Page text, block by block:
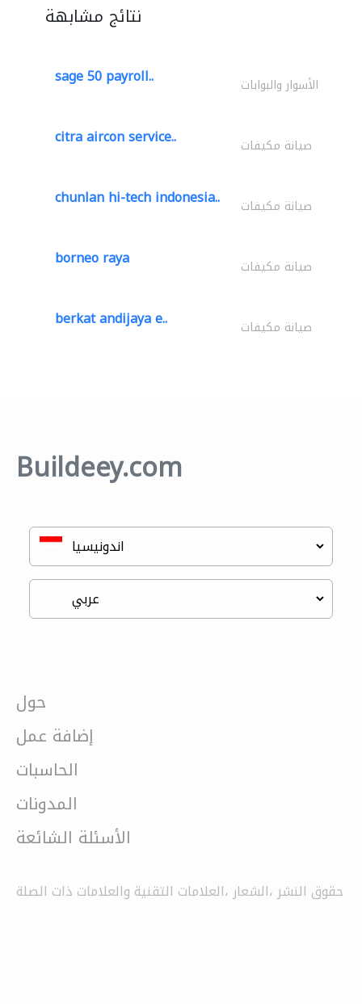
نتائج مشابهة
sage 50 payroll.. الأسوار والبوابات
citra aircon service.. صيانة مكيفات
chunlan hi-tech indonesia.. صيانة مكيفات
borneo raya صيانة مكيفات
berkat andijaya e.. صيانة مكيفات
Buildeey.com
حول
إضافة عمل
الحاسبات
المدونات
الأسئلة الشائعة
حقوق النشر ،الشعار ،العلامات التقنية والعلامات ذات الصلة